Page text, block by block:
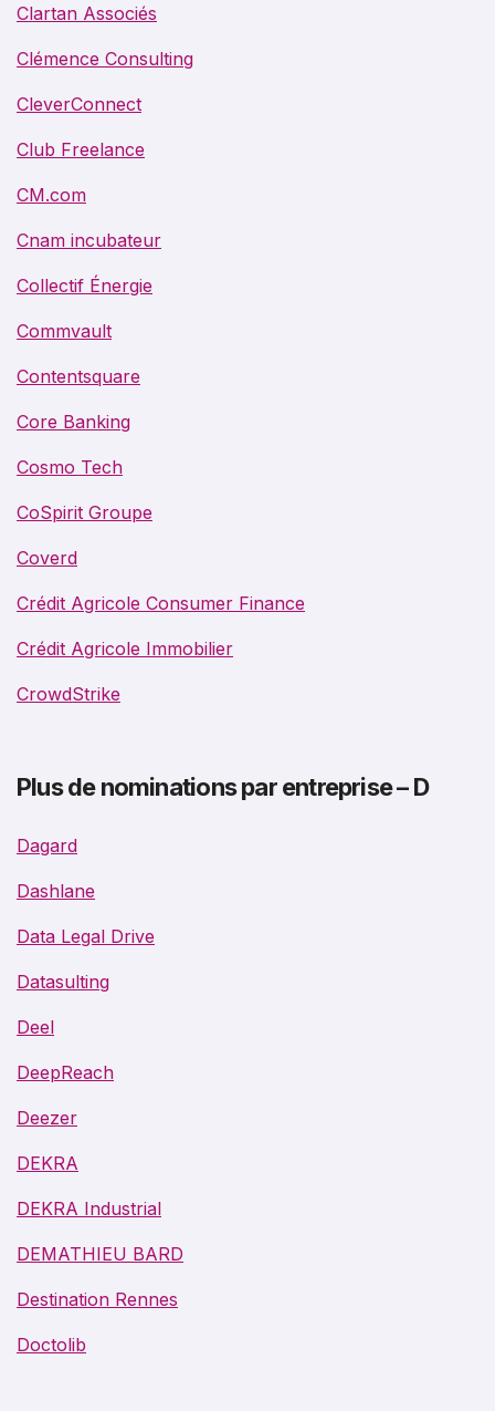
Clartan Associés
Clémence Consulting
CleverConnect
Club Freelance
CM.com
Cnam incubateur
Collectif Énergie
Commvault
Contentsquare
Core Banking
Cosmo Tech
CoSpirit Groupe
Coverd
Crédit Agricole Consumer Finance
Crédit Agricole Immobilier
CrowdStrike
Plus de nominations par entreprise – D
Dagard
Dashlane
Data Legal Drive
Datasulting
Deel
DeepReach
Deezer
DEKRA
DEKRA Industrial
DEMATHIEU BARD
Destination Rennes
Doctolib